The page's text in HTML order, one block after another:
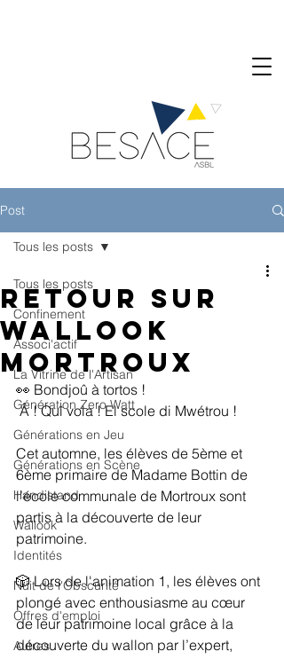
Post
Tous les posts
Confinement
Associ'actif
La Vitrine de l'Artisan
Génération Zero Watt
Générations en Jeu
Générations en Scène
Handistand
Wallook
Identités
Nuit de l'Obscurité
Offres d'emploi
Autres
Tous les posts
Retour sur
Wallook
Mortroux
👀 Bondjoû à tortos !
Â ! Quî vola ! El scole di Mwétrou !
Cet automne, les élèves de 5ème et
6ème primaire de Madame Bottin de
l’école communale de Mortroux sont
partis à la découverte de leur
patrimoine.
🎲 Lors de l'animation 1, les élèves ont
plongé avec enthousiasme au cœur
de leur patrimoine local grâce à la
découverte du wallon par l’expert,